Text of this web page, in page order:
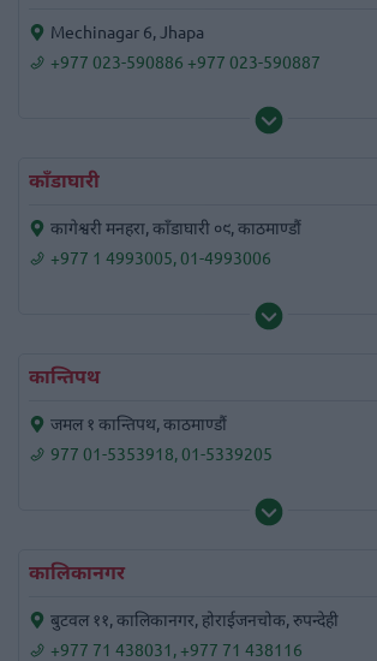
Mechinagar 6, Jhapa
+977 023-590886 +977 023-590887
काँडाघारी
कागेश्वरी मनहरा, काँडाघारी ०९, काठमाण्डौं
+977 1 4993005, 01-4993006
कान्तिपथ
जमल १ कान्तिपथ, काठमाण्डौं
977 01-5353918, 01-5339205
कालिकानगर
बुटवल ११, कालिकानगर, होराईजनचोक, रुपन्देही
+977 71 438031 , +977 71 438116